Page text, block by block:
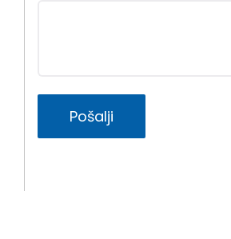
Pošalji